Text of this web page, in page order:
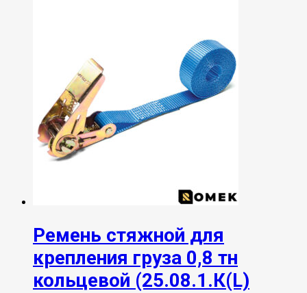
Ремень стяжной для
крепления груза 0,8 тн
кольцевой (25.08.1.К(L)